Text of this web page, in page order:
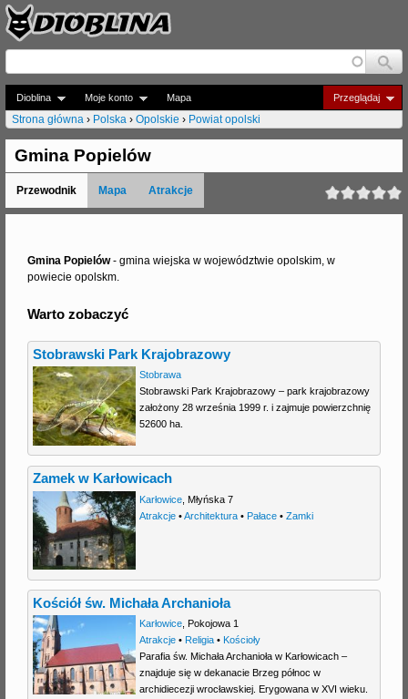
Jump to navigation
Dioblina Moje konto Przeglądaj
Mapa
J
e
s
Strona główna › Polska › Opolskie › Powiat opolski
Gmina Popielów
Przewodnik Mapa Atrakcje
Gmina Popielów- gmina wiejska w województwie opolskim, w
powiecie opolskm.
Warto zobaczyć
Stobrawski Park Krajobrazowy
Stobrawa
Stobrawski Park Krajobrazowy – park krajobrazowy
założony 28 września 1999 r. i zajmuje powierzchnię
52600 ha.
Zamek w Karłowicach
Karłowice, Młyńska 7
Atrakcje•Architektura• Pałace• Zamki
Kościół św. Michała Archanioła
Karłowice, Pokojowa 1
Atrakcje• Religia• Kościoły
Parafia św. Michała Archanioła w Karłowicach –
znajduje się w dekanacie Brzeg północ w
archidiecezji wrocławskiej. Erygowana w XVI wieku.